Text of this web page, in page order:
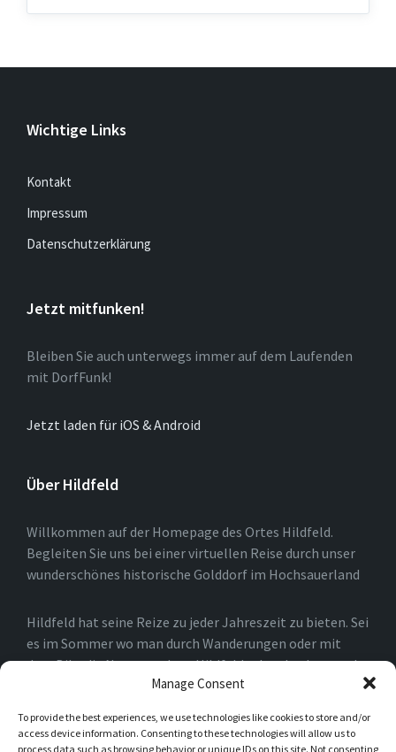
Manage Consent
To provide the best experiences, we use technologies like cookies to store and/or
access device information. Consenting to these technologies will allow us to
process data such as browsing behavior or unique IDs on this site. Not consenting
Wichtige Links
Kontakt
Impressum
Datenschutzerklärung
Jetzt mitfunken!
Bleiben Sie auch unterwegs immer auf dem Laufenden
mit DorfFunk!
Jetzt laden für iOS & Android
Über Hildfeld
Willkommen auf der Homepage des Ortes Hildfeld.
Begleiten Sie uns bei einer virtuellen Reise durch unser
wunderschönes historische Golddorf im Hochsauerland
Hildfeld hat seine Reize zu jeder Jahreszeit zu bieten. Sei
es im Sommer wo man durch Wanderungen oder mit
dem Bike die Natur rund um Hildfeld erkunden kann, oder
auch im Winter, wo man durch die Loipen und an den
genießen kann.